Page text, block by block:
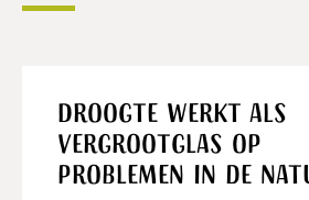
Droogte werkt als
vergrootglas op
problemen in de